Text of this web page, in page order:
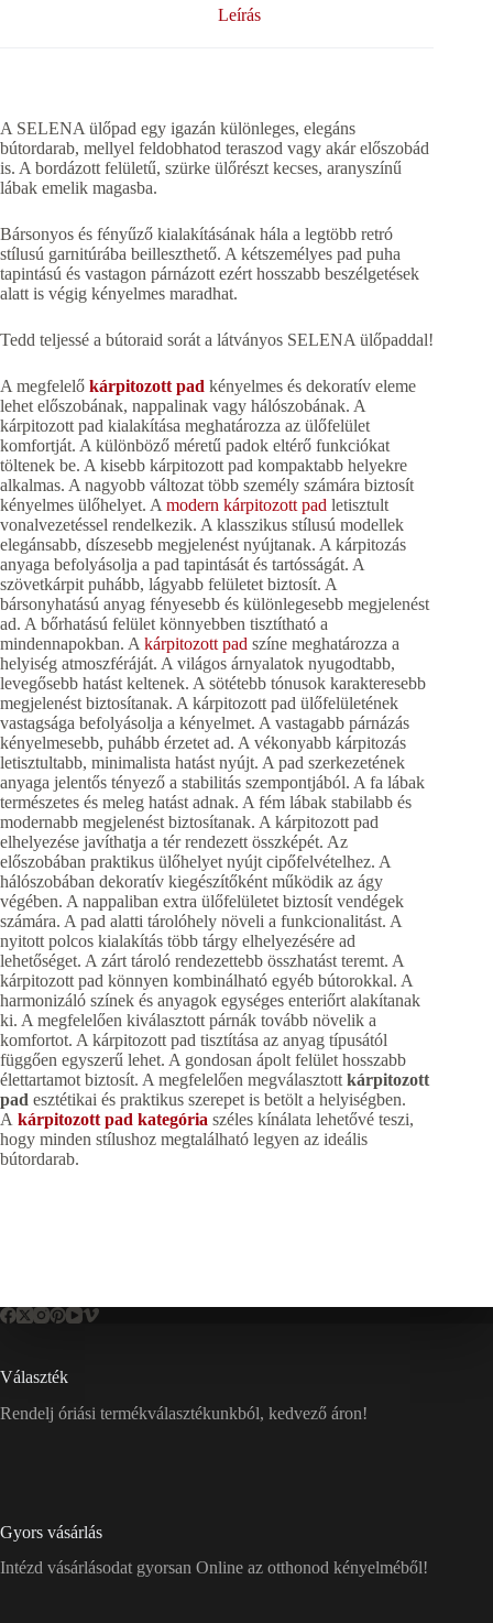
Leírás
A SELENA ülőpad egy igazán különleges, elegáns
bútordarab, mellyel feldobhatod teraszod vagy akár előszobád
is. A bordázott felületű, szürke ülőrészt kecses, aranyszínű
lábak emelik magasba.
Bársonyos és fényűző kialakításának hála a legtöbb retró
stílusú garnitúrába beilleszthető. A kétszemélyes pad puha
tapintású és vastagon párnázott ezért hosszabb beszélgetések
alatt is végig kényelmes maradhat.
Tedd teljessé a bútoraid sorát a látványos SELENA ülőpaddal!
A megfelelő kárpitozott pad kényelmes és dekoratív eleme
lehet előszobának, nappalinak vagy hálószobának. A
kárpitozott pad kialakítása meghatározza az ülőfelület
komfortját. A különböző méretű padok eltérő funkciókat
töltenek be. A kisebb kárpitozott pad kompaktabb helyekre
alkalmas. A nagyobb változat több személy számára biztosít
kényelmes ülőhelyet. Amodern kárpitozott pad letisztult
vonalvezetéssel rendelkezik. A klasszikus stílusú modellek
elegánsabb, díszesebb megjelenést nyújtanak. A kárpitozás
anyaga befolyásolja a pad tapintását és tartósságát. A
szövetkárpit puhább, lágyabb felületet biztosít. A
bársonyhatású anyag fényesebb és különlegesebb megjelenést
ad. A bőrhatású felület könnyebben tisztítható a
mindennapokban. Akárpitozott pad színe meghatározza a
helyiség atmoszféráját. A világos árnyalatok nyugodtabb,
levegősebb hatást keltenek. A sötétebb tónusok karakteresebb
megjelenést biztosítanak. A kárpitozott pad ülőfelületének
vastagsága befolyásolja a kényelmet. A vastagabb párnázás
kényelmesebb, puhább érzetet ad. A vékonyabb kárpitozás
letisztultabb, minimalista hatást nyújt. A pad szerkezetének
anyaga jelentős tényező a stabilitás szempontjából. A fa lábak
természetes és meleg hatást adnak. A fém lábak stabilabb és
modernabb megjelenést biztosítanak. A kárpitozott pad
elhelyezése javíthatja a tér rendezett összképét. Az
előszobában praktikus ülőhelyet nyújt cipőfelvételhez. A
hálószobában dekoratív kiegészítőként működik az ágy
végében. A nappaliban extra ülőfelületet biztosít vendégek
számára. A pad alatti tárolóhely növeli a funkcionalitást. A
nyitott polcos kialakítás több tárgy elhelyezésére ad
lehetőséget. A zárt tároló rendezettebb összhatást teremt. A
kárpitozott pad könnyen kombinálható egyéb bútorokkal. A
harmonizáló színek és anyagok egységes enteriőrt alakítanak
ki. A megfelelően kiválasztott párnák tovább növelik a
komfortot. A kárpitozott pad tisztítása az anyag típusától
függően egyszerű lehet. A gondosan ápolt felület hosszabb
élettartamot biztosít. A megfelelően megválasztottkárpitozott
pad esztétikai és praktikus szerepet is betölt a helyiségben.
A kárpitozott pad kategória széles kínálata lehetővé teszi,
hogy minden stílushoz megtalálható legyen az ideális
bútordarab.
Választék
Rendelj óriási termékválasztékunkból, kedvező áron!
Gyors vásárlás
Intézd vásárlásodat gyorsan Online az otthonod kényelméből!